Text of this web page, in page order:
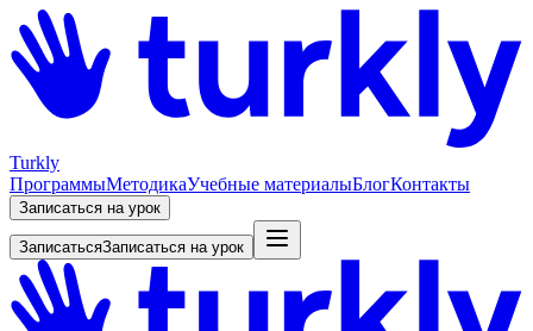
Turkly
ПрограммыМетодикаУчебные материалыБлогКонтакты
Записаться на урок
ЗаписатьсяЗаписаться на урок